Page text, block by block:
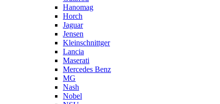
Hanomag
Horch
Jaguar
Jensen
Kleinschnittger
Lancia
Maserati
Mercedes Benz
MG
Nash
Nobel